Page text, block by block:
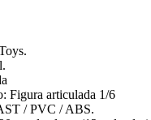
Figura articulada 1/6
/ PVC / ABS.